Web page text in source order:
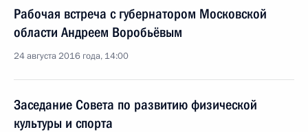
Рабочая встреча с губернатором Московской
области Андреем Воробьёвым
24 августа 2016 года, 14:00
Заседание Совета по развитию физической
культуры и спорта